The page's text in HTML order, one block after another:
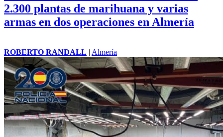
2.300 plantas de marihuana y varias
armas en dos operaciones en Almería
ROBERTO RANDALL | Almería